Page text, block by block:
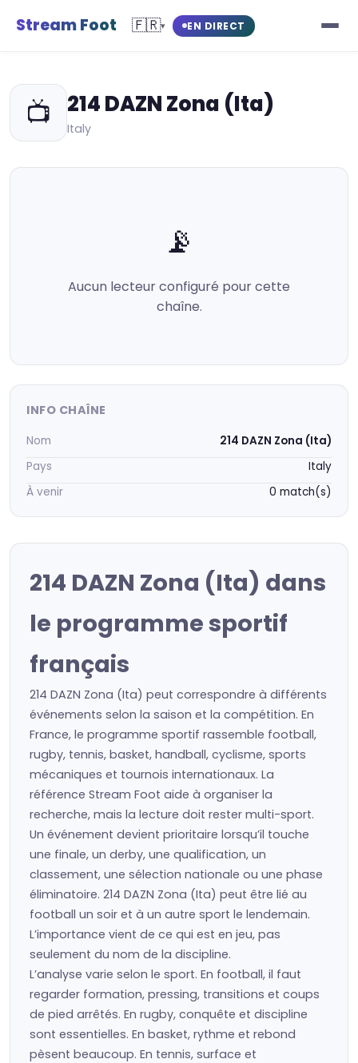
Stream Foot 🇫🇷▾ EN DIRECT
📺 214 DAZN Zona (Ita)
Italy
📡
Aucun lecteur configuré pour cette
chaîne.
INFO CHAÎNE
Nom
214 DAZN Zona (Ita)
Pays
Italy
À venir
0 match(s)
214 DAZN Zona (Ita) dans
le programme sportif
français
214 DAZN Zona (Ita) peut correspondre à différents
événements selon la saison et la compétition. En
France, le programme sportif rassemble football,
rugby, tennis, basket, handball, cyclisme, sports
mécaniques et tournois internationaux. La
référence Stream Foot aide à organiser la
recherche, mais la lecture doit rester multi-sport.
Un événement devient prioritaire lorsqu’il touche
une finale, un derby, une qualification, un
classement, une sélection nationale ou une phase
éliminatoire. 214 DAZN Zona (Ita) peut être lié au
football un soir et à un autre sport le lendemain.
L’importance vient de ce qui est en jeu, pas
seulement du nom de la discipline.
L’analyse varie selon le sport. En football, il faut
regarder formation, pressing, transitions et coups
de pied arrêtés. En rugby, conquête et discipline
sont essentielles. En basket, rythme et rebond
pèsent beaucoup. En tennis, surface et